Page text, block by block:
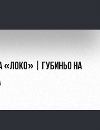
«ЛОКО» | ГУБИНЬО НА